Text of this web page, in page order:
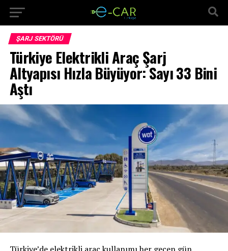
ŞARJ SEKTÖRÜ
Türkiye Elektrikli Araç Şarj
Altyapısı Hızla Büyüyor: Sayı 33 Bini
Aştı